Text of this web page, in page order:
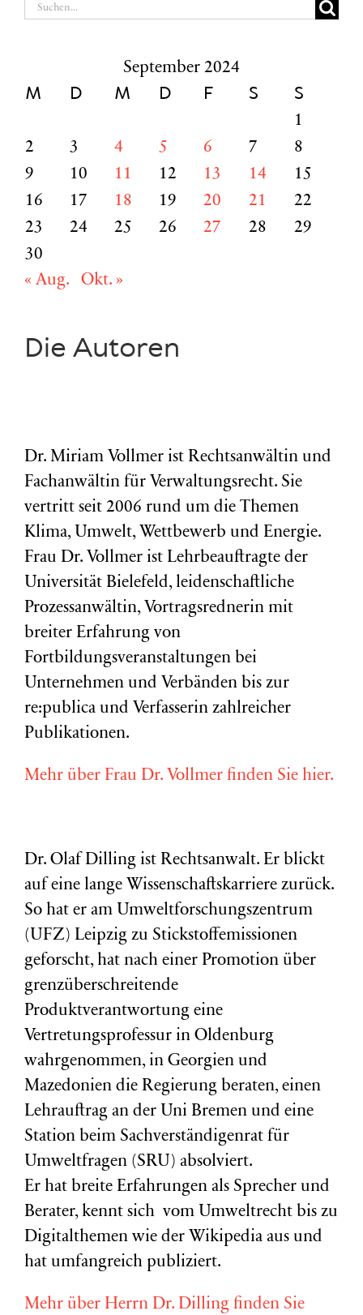
Suche
September 2024
M D M D F S S
1
2
3 4 5 6 7
8
9
10 11 12 13 14
15
16
17 18 19 20 21
22
23
24 25 26 27 28
29
30
« Aug.
Okt. »
Die Autoren
Dr. Miriam Vollmer ist Rechtsanwältin und
Fachanwältin für Verwaltungsrecht. Sie
vertritt seit 2006 rund um die Themen
Klima, Umwelt, Wettbewerb und Energie.
Frau Dr. Vollmer ist Lehrbeauftragte der
Universität Bielefeld, leidenschaftliche
Prozessanwältin, Vortragsrednerin mit
breiter Erfahrung von
Fortbildungsveranstaltungen bei
Unternehmen und Verbänden bis zur
re:publica und Verfasserin zahlreicher
Publikationen.
Mehr über Frau Dr. Vollmer finden Sie hier.
Dr. Olaf Dilling ist Rechtsanwalt. Er blickt
auf eine lange Wissenschaftskarriere zurück.
So hat er am Umweltforschungszentrum
(UFZ) Leipzig zu Stickstoffemissionen
geforscht, hat nach einer Promotion über
grenzüberschreitende
Produktverantwortung eine
Vertretungsprofessur in Oldenburg
wahrgenommen, in Georgien und
Mazedonien die Regierung beraten, einen
Lehrauftrag an der Uni Bremen und eine
Station beim Sachverständigenrat für
Umweltfragen (SRU) absolviert.
Er hat breite Erfahrungen als Sprecher und
Berater, kennt sich vom Umweltrecht bis zu
Digitalthemen wie der Wikipedia aus und
hat umfangreich publiziert.
Mehr über Herrn Dr. Dilling finden Sie